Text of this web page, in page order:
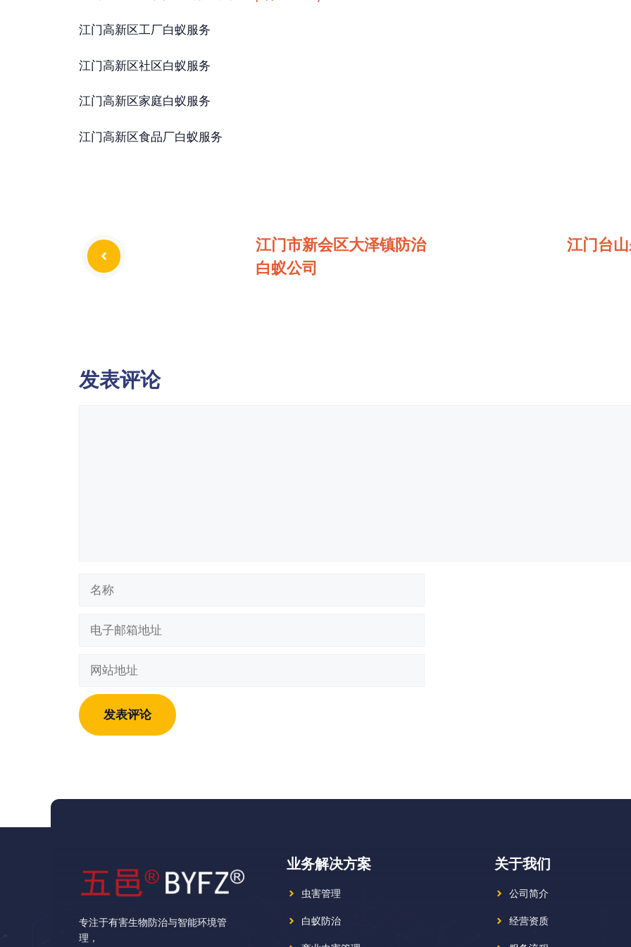
江门高新区工厂白蚁服务
江门高新区社区白蚁服务
江门高新区家庭白蚁服务
江门高新区食品厂白蚁服务
江门市新会区大泽镇防治
白蚁公司
江门台
发表评论
址
地
址
专注于有害生物防治与智能环境管
理，
业务解决方案
虫害管理
白蚁防治
关于我们
公司简介
经营资质